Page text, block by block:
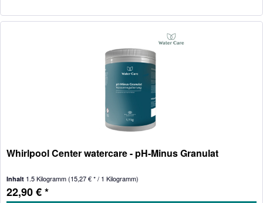
Whirlpool Center watercare - pH-Minus Granulat
Inhalt 1.5 Kilogramm(15,27 € * / 1 Kilogramm)
22,90 € *